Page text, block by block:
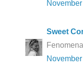
Sweet